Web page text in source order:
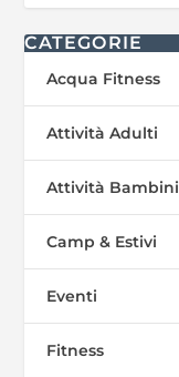
CATEGORIE
Acqua Fitness
Attività Adulti
Attività Bambini
Camp & Estivi
Eventi
Fitness